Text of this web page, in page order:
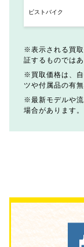
表示される買
証するものではあ
買取価格は、
ツや付属品の有
最新モデルや
場合があります。